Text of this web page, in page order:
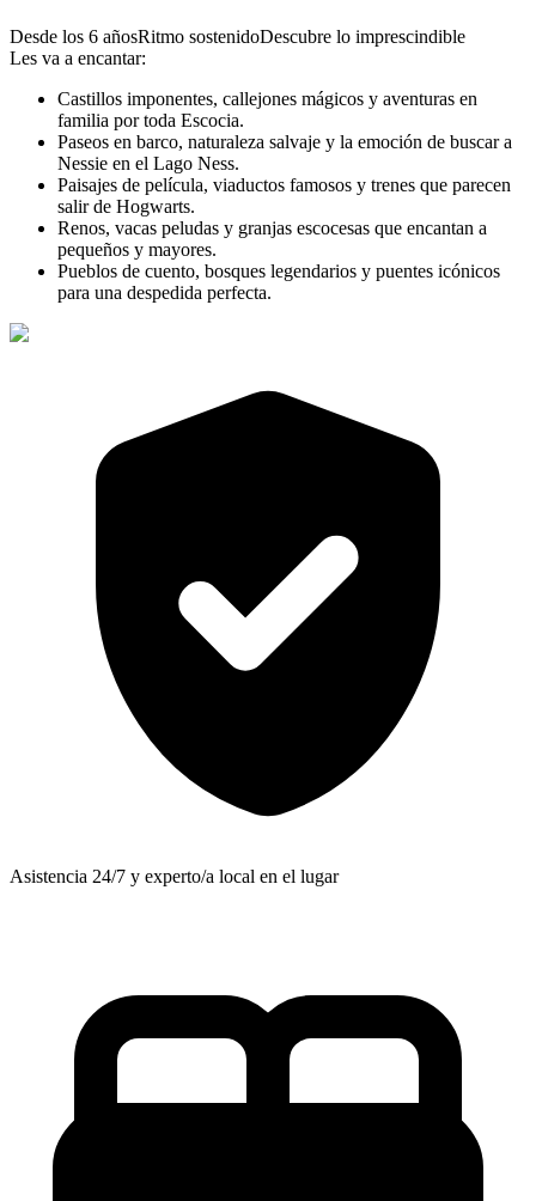
Desde los 6 añosRitmo sostenidoDescubre lo imprescindible
Les va a encantar:
Castillos imponentes, callejones mágicos y aventuras en
familia por toda Escocia.
Paseos en barco, naturaleza salvaje y la emoción de buscar a
Nessie en el Lago Ness.
Paisajes de película, viaductos famosos y trenes que parecen
salir de Hogwarts.
Renos, vacas peludas y granjas escocesas que encantan a
pequeños y mayores.
Pueblos de cuento, bosques legendarios y puentes icónicos
para una despedida perfecta.
Asistencia 24/7 y experto/a local en el lugar